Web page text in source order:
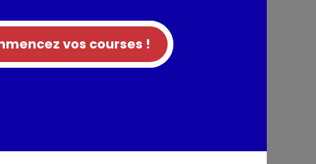
vos courses !